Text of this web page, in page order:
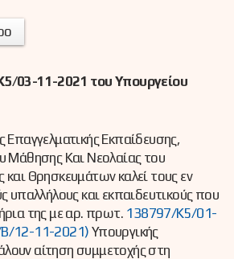
03-11-2021 του Υπουργείου
Επαγγελματικής Εκπαίδευσης,
Μάθησης Και Νεολαίας του
και Θρησκευμάτων καλεί τους εν
υπαλλήλους και εκπαιδευτικούς που
της με αρ. πρωτ. 138797/Κ5/01-
12-11-2021) Υπουργικής
αίτηση συμμετοχής στη